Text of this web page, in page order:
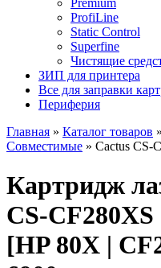
Premium
ProfiLine
Static Control
Superfine
Чистящие
ЗИП для принтера
Все для заправки
Периферия
Главная » Каталог товаров »
Совместимые » Cactus CS-
Картридж
CS-
[HP 80X |